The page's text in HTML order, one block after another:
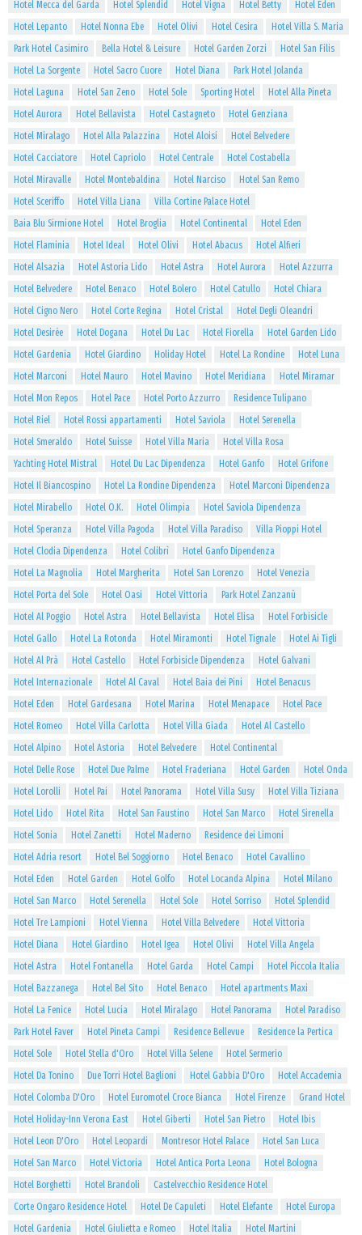
Hotel Mecca del Garda Hotel Splendid Hotel Vigna Hotel Betty
Hotel Eden
Hotel Lepanto
Hotel Nonna Ebe Hotel Olivi Hotel Cesira
Hotel Villa S. Maria
Park Hotel Casimiro
Bella Hotel & Leisure Hotel Garden Zorzi
Hotel San Filis
Hotel La Sorgente
Hotel Sacro Cuore Hotel Diana
Park Hotel Jolanda
Hotel Laguna
Hotel San Zeno Hotel Sole Sporting Hotel
Hotel Alla Pineta
Hotel Aurora
Hotel Bellavista Hotel Castagneto
Hotel Genziana
Hotel Miralago
Hotel Alla Palazzina Hotel Aloisi
Hotel Belvedere
Hotel Cacciatore
Hotel Capriolo Hotel Centrale
Hotel Costabella
Hotel Miravalle
Hotel Montebaldina Hotel Narciso
Hotel San Remo
Hotel Sceriffo
Hotel Villa Liana
Villa Cortine Palace Hotel
Baia Blu Sirmione Hotel
Hotel Broglia Hotel Continental
Hotel Eden
Hotel Flaminia
Hotel Ideal Hotel Olivi Hotel Abacus
Hotel Alfieri
Hotel Alsazia
Hotel Astoria Lido Hotel Astra Hotel Aurora
Hotel Azzurra
Hotel Belvedere
Hotel Benaco Hotel Bolero Hotel Catullo
Hotel Chiara
Hotel Cigno Nero
Hotel Corte Regina Hotel Cristal
Hotel Degli Oleandri
Hotel Desirèe
Hotel Dogana Hotel Du Lac Hotel Fiorella
Hotel Garden Lido
Hotel Gardenia
Hotel Giardino Holiday Hotel Hotel La Rondine
Hotel Luna
Hotel Marconi
Hotel Mauro Hotel Mavino Hotel Meridiana
Hotel Miramar
Hotel Mon Repos
Hotel Pace Hotel Porto Azzurro
Residence Tulipano
Hotel Riel
Hotel Rossi appartamenti Hotel Saviola
Hotel Serenella
Hotel Smeraldo
Hotel Suisse Hotel Villa Maria
Hotel Villa Rosa
Yachting Hotel Mistral
Hotel Du Lac Dipendenza Hotel Ganfo
Hotel Grifone
Hotel Il Biancospino
Hotel La Rondine Dipendenza
Hotel Marconi Dipendenza
Hotel Mirabello
Hotel O.K. Hotel Olimpia
Hotel Saviola Dipendenza
Hotel Speranza
Hotel Villa Pagoda Hotel Villa Paradiso
Villa Pioppi Hotel
Hotel Clodia Dipendenza
Hotel Colibrì
Hotel Ganfo Dipendenza
Hotel La Magnolia
Hotel Margherita Hotel San Lorenzo
Hotel Venezia
Hotel Porta del Sole
Hotel Oasi Hotel Vittoria
Park Hotel Zanzanù
Hotel Al Poggio
Hotel Astra Hotel Bellavista Hotel Elisa
Hotel Forbisicle
Hotel Gallo
Hotel La Rotonda Hotel Miramonti Hotel Tignale
Hotel Ai Tigli
Hotel Al Prà
Hotel Castello Hotel Forbisicle Dipendenza
Hotel Galvani
Hotel Internazionale
Hotel Al Caval Hotel Baia dei Pini
Hotel Benacus
Hotel Eden
Hotel Gardesana Hotel Marina Hotel Menapace
Hotel Pace
Hotel Romeo
Hotel Villa Carlotta Hotel Villa Giada
Hotel Al Castello
Hotel Alpino
Hotel Astoria Hotel Belvedere
Hotel Continental
Hotel Delle Rose
Hotel Due Palme Hotel Fraderiana Hotel Garden
Hotel Onda
Hotel Lorolli
Hotel Pai Hotel Panorama Hotel Villa Susy
Hotel Villa Tiziana
Hotel Lido
Hotel Rita Hotel San Faustino Hotel San Marco
Hotel Sirenella
Hotel Sonia
Hotel Zanetti Hotel Maderno
Residence dei Limoni
Hotel Adria resort
Hotel Bel Soggiorno Hotel Benaco
Hotel Cavallino
Hotel Eden
Hotel Garden Hotel Golfo Hotel Locanda Alpina
Hotel Milano
Hotel San Marco
Hotel Serenella Hotel Sole Hotel Sorriso
Hotel Splendid
Hotel Tre Lampioni
Hotel Vienna Hotel Villa Belvedere
Hotel Vittoria
Hotel Diana
Hotel Giardino Hotel Igea Hotel Olivi
Hotel Villa Angela
Hotel Astra
Hotel Fontanella Hotel Garda Hotel Campi
Hotel Piccola Italia
Hotel Bazzanega
Hotel Bel Sito Hotel Benaco
Hotel apartments Maxi
Hotel La Fenice
Hotel Lucia Hotel Miralago Hotel Panorama
Hotel Paradiso
Park Hotel Faver
Hotel Pineta Campi Residence Bellevue
Residence la Pertica
Hotel Sole
Hotel Stella d'Oro Hotel Villa Selene
Hotel Sermerio
Hotel Da Tonino
Due Torri Hotel Baglioni Hotel Gabbia D'Oro
Hotel Accademia
Hotel Colomba D'Oro
Hotel Euromotel Croce Bianca Hotel Firenze
Grand Hotel
Hotel Holiday-Inn Verona East
Hotel Giberti Hotel San Pietro
Hotel Ibis
Hotel Leon D'Oro
Hotel Leopardi Montresor Hotel Palace
Hotel San Luca
Hotel San Marco
Hotel Victoria Hotel Antica Porta Leona
Hotel Bologna
Hotel Borghetti
Hotel Brandoli
Castelvecchio Residence Hotel
Corte Ongaro Residence Hotel
Hotel De Capuleti Hotel Elefante
Hotel Europa
Hotel Gardenia
Hotel Giulietta e Romeo Hotel Italia
Hotel Martini